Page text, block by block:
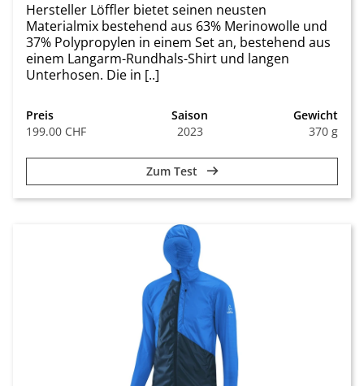
Hersteller Löffler bietet seinen neusten
Materialmix bestehend aus 63% Merinowolle und
37% Polypropylen in einem Set an, bestehend aus
einem Langarm-Rundhals-Shirt und langen
Unterhosen. Die in [..]
Preis
199.00 CHF
Saison
2023
Gewicht
370 g
Zum Test